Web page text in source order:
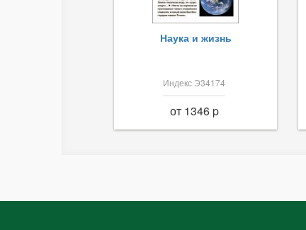
Наука и жизнь
Индекс Э34174
от 1346 p